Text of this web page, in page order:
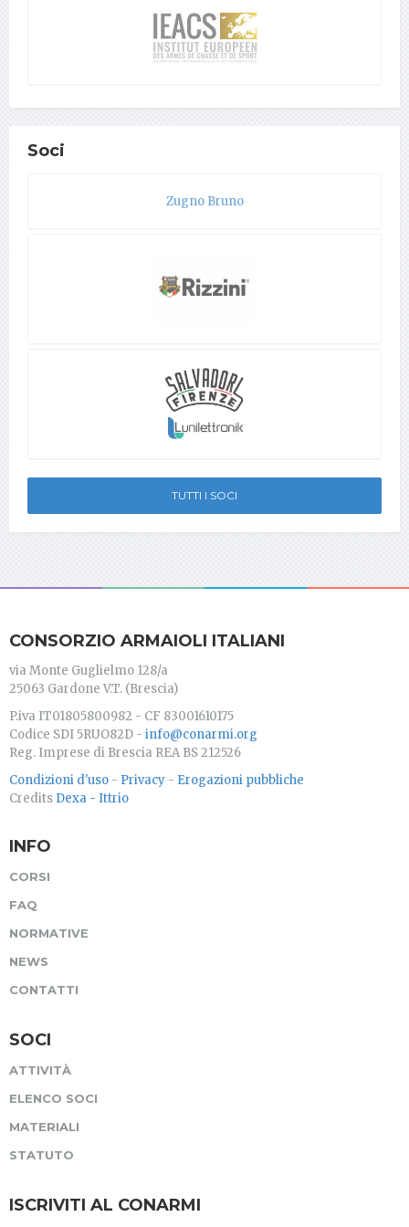
Soci
Zugno Bruno
TUTTI I SOCI
CONSORZIO ARMAIOLI ITALIANI
via Monte Guglielmo 128/a
25063 Gardone V.T. (Brescia)
P.iva IT01805800982 - CF 83001610175
Codice SDI 5RUO82D - info@conarmi.org
Reg. Imprese di Brescia REA BS 212526
Condizioni d'uso - Privacy - Erogazioni pubbliche
Credits Dexa - Ittrio
INFO
CORSI
FAQ
NORMATIVE
NEWS
CONTATTI
SOCI
ATTIVITÀ
ELENCO SOCI
MATERIALI
STATUTO
ISCRIVITI AL CONARMI